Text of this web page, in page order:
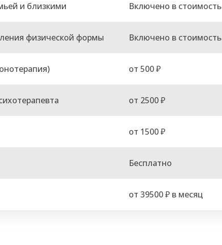
и близкими Включено в стоимость
физической формы Включено в стоимость
от 500 ₽
от 2500 ₽
от 1500 ₽
Бесплатно
от 39500 ₽ в месяц